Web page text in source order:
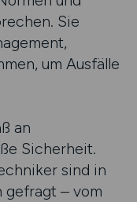
Sie
um Ausfälle
an
Sicherheit.
sind in
gefragt – vom